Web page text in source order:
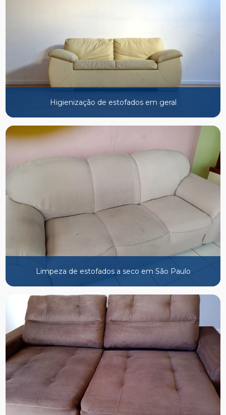
Higienização de estofados em geral
Limpeza de estofados a seco em São Paulo